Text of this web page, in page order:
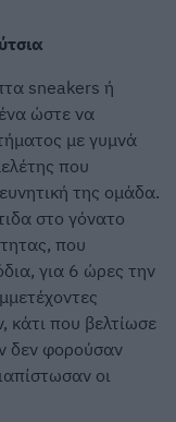
sneakers ή
ώστε να
με γυμνά
που
της ομάδα.
στο γόνατο
που
για 6 ώρες την
που βελτίωσε
δεν φορούσαν
οι